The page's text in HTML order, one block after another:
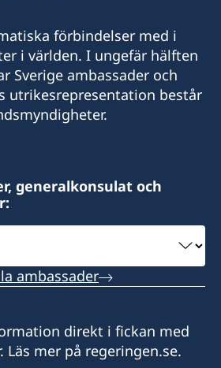
förbindelser med i
i världen. I ungefär hälften
Sverige ambassader och
utrikesrepresentation består
generalkonsulat och
ambassader
direkt i fickan med
Läs mer på regeringen.se.